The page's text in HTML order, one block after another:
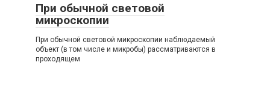
При обычной световой
микроскопии
При обычной световой микроскопии наблюдаемый
объект (в том числе и микробы) рассматриваются в
проходящем